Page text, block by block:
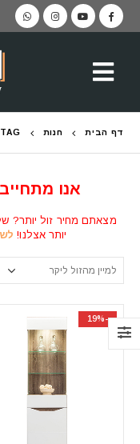
דף הבית חנות -
אנו
מצאתם מחיר זול יותר?
יותר אצלנו!
-19%